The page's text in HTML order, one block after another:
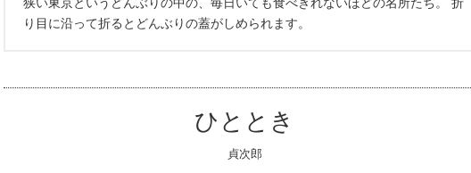
り目に沿って折るとどんぶりの蓋がしめられます。
ひととき
貞次郎